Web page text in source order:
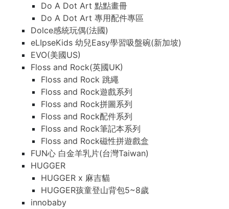
Do A Dot Art 點點畫冊
Do A Dot Art 專用配件專區
Dolce感統玩偶(法國)
eLIpseKids 幼兒Easy學習吸盤碗(新加坡)
EVO(美國US)
Floss and Rock(英國UK)
Floss and Rock 跳繩
Floss and Rock遊戲系列
Floss and Rock拼圖系列
Floss and Rock配件系列
Floss and Rock筆記本系列
Floss and Rock磁性拼遊戲盒
FUN心 白金羊乳片(台灣Taiwan)
HUGGER
HUGGER x 麻吉貓
HUGGER孩童登山背包5~8歲
innobaby